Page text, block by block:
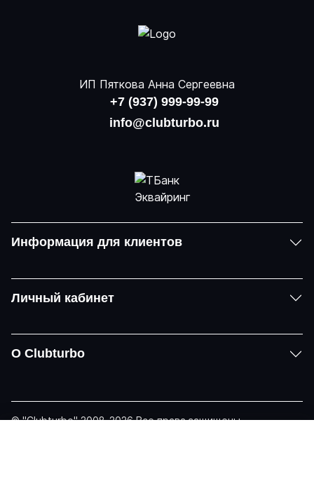
ИП Пяткова Анна Сергеевна
+7 (937) 999-99-99
info@clubturbo.ru
Информация для клиентов
Личный кабинет
О Clubturbo
© "Clubturbo" 2008-2026 Все права защищены